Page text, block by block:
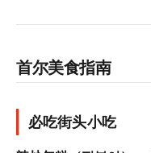
首尔美食指南
必吃街头小吃